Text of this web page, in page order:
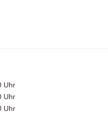
Uhr
Uhr
Uhr